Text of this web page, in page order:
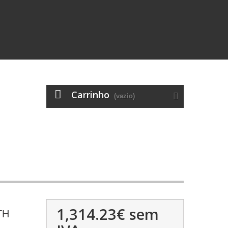
Carrinho (vazio)
1,314.23€ sem